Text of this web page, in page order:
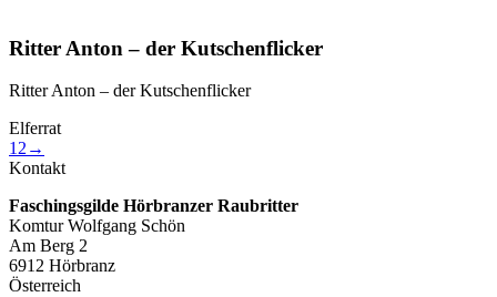
Ritter Anton – der Kutschenflicker
Ritter Anton – der Kutschenflicker
Elferrat
1 2 →
Kontakt
Faschingsgilde Hörbranzer Raubritter
Komtur Wolfgang Schön
Am Berg 2
6912 Hörbranz
Österreich